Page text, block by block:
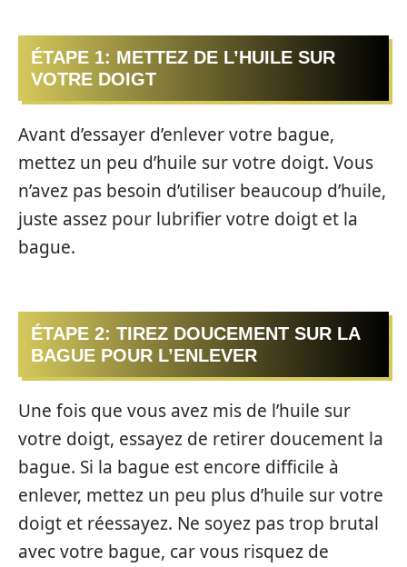
ÉTAPE 1: METTEZ DE L’HUILE SUR
VOTRE DOIGT
Avant d’essayer d’enlever votre bague,
mettez un peu d’huile sur votre doigt. Vous
n’avez pas besoin d’utiliser beaucoup d’huile,
juste assez pour lubrifier votre doigt et la
bague.
ÉTAPE 2: TIREZ DOUCEMENT SUR LA
BAGUE POUR L’ENLEVER
Une fois que vous avez mis de l’huile sur
votre doigt, essayez de retirer doucement la
bague. Si la bague est encore difficile à
enlever, mettez un peu plus d’huile sur votre
doigt et réessayez. Ne soyez pas trop brutal
avec votre bague, car vous risquez de